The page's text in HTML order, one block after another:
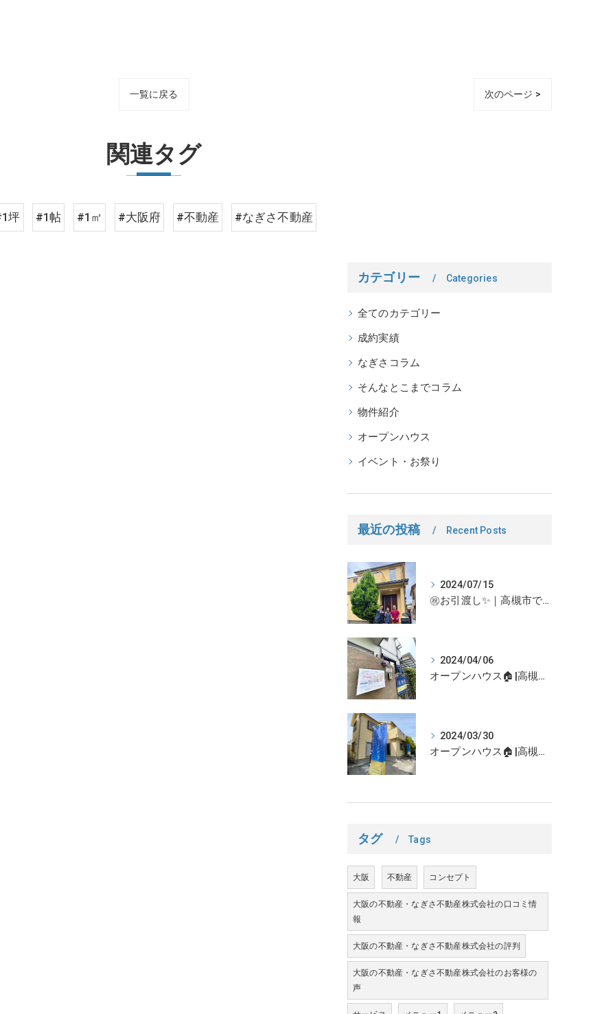
一覧に戻る 次のページ >
関連タグ
坪 #1帖 #1㎡ #大阪府 #不動産 #なぎさ不動産
カテゴリー Categories
全てのカテゴリー
成約実績
なぎさコラム
そんなとこまでコラム
物件紹介
オープンハウス
イベント・お祭り
最近の投稿 Recent Posts
2024/07/15
㊗お引渡し✨｜高槻市での不動産売却、不動産売買の事、何でもなぎさ不動産までご相談ください！
2024/04/06
オープンハウス🏠|高槻市の不動産売却、不動産空き家のご相談はなぎさ不動産まで！
2024/03/30
オープンハウス🏠|高槻市の不動産売却、不動産空き家のご相談はなぎさ不動産まで！
タグ Tags
大阪 不動産 コンセプト
大阪の不動産・なぎさ不動産株式会社の口コミ情
報
大阪の不動産・なぎさ不動産株式会社の評判
大阪の不動産・なぎさ不動産株式会社のお客様の
声